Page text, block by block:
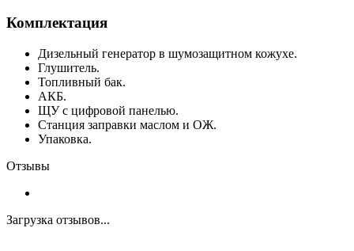
Комплектация
Дизельный генератор в шумозащитном кожухе.
Глушитель.
Топливный бак.
АКБ.
ЩУ с цифровой панелью.
Станция заправки маслом и ОЖ.
Упаковка.
Отзывы
Загрузка отзывов...